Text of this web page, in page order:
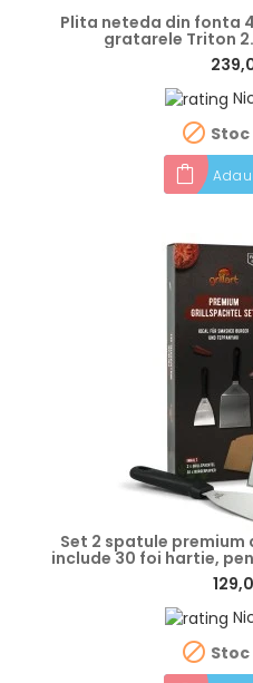
Plita neteda din fonta
gratarele Triton

Set 2 spatule premium
include 30 foi hartie,
